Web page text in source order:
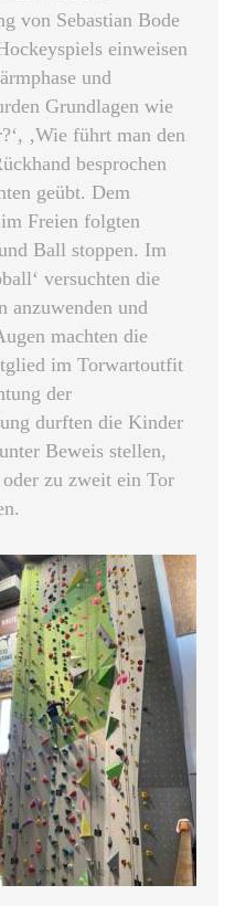
von Sebastian Bode
einweisen
und
Grundlagen wie
‚Wie führt man den
besprochen
geübt. Dem
Freien folgten
Ball stoppen. Im
versuchten die
anzuwenden und
machten die
im Torwartoutfit
der
durften die Kinder
Beweis stellen,
zu zweit ein Tor